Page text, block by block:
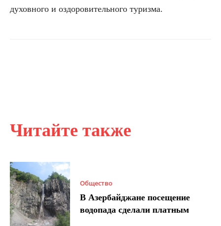
Читайте также
Общество
В Азербайджане посещение
водопада сделали платным
духовного и оздоровительного туризма.